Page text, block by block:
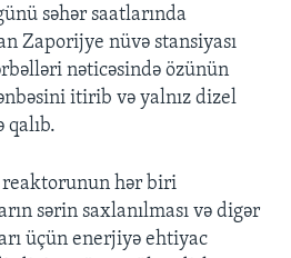
səhər saatlarında
Zaporijye nüvə stansiyası
nəticəsində özünün
itirib və yalnız dizel
reaktorunun hər biri
sərin saxlanılması və digər
üçün enerjiyə ehtiyac